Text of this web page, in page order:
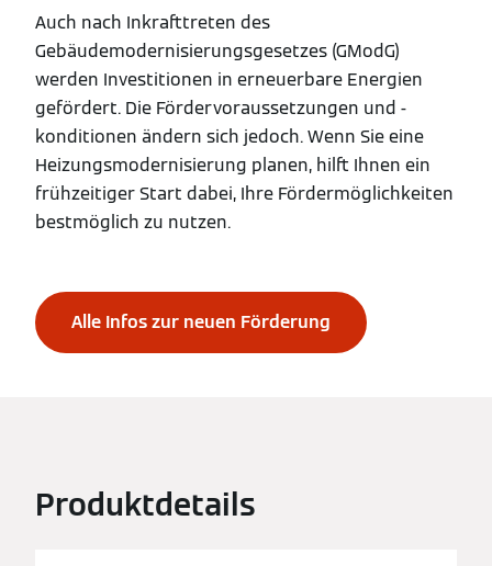
Auch nach Inkrafttreten des
Gebäudemodernisierungsgesetzes (GModG)
werden Investitionen in erneuerbare Energien
gefördert. Die Fördervoraussetzungen und -
konditionen ändern sich jedoch. Wenn Sie eine
Heizungsmodernisierung planen, hilft Ihnen ein
frühzeitiger Start dabei, Ihre Fördermöglichkeiten
bestmöglich zu nutzen.
Alle Infos zur neuen Förderung
Produktdetails